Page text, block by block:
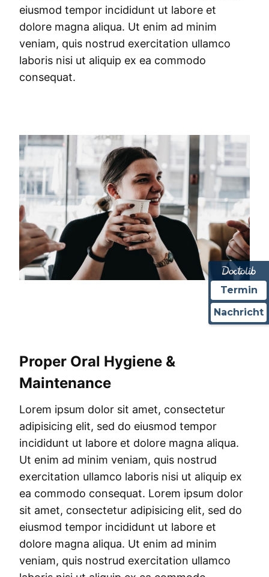
Termin
Nachricht
eiusmod tempor incididunt ut labore et
dolore magna aliqua. Ut enim ad minim
veniam, quis nostrud exercitation ullamco
laboris nisi ut aliquip ex ea commodo
consequat.
Proper Oral Hygiene &
Maintenance
Lorem ipsum dolor sit amet, consectetur
adipisicing elit, sed do eiusmod tempor
incididunt ut labore et dolore magna aliqua.
Ut enim ad minim veniam, quis nostrud
exercitation ullamco laboris nisi ut aliquip ex
ea commodo consequat. Lorem ipsum dolor
sit amet, consectetur adipisicing elit, sed do
eiusmod tempor incididunt ut labore et
dolore magna aliqua. Ut enim ad minim
veniam, quis nostrud exercitation ullamco